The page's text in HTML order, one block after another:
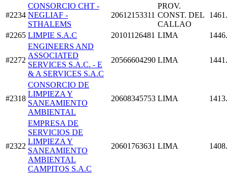
#2234
CONSORCIO CHT -
NEGLIAF -
STHALEMS
20612153311
PROV.
CONST. DEL
CALLAO
#2265 LIMPIE S.A.C 20101126481 LIMA
#2272
ENGINEERS AND
ASSOCIATED
SERVICES S.A.C. - E
& A SERVICES S.A.C
20566604290 LIMA
#2318
CONSORCIO DE
LIMPIEZA Y
SANEAMIENTO
AMBIENTAL
20608345753 LIMA
#2322
EMPRESA DE
SERVICIOS DE
LIMPIEZA Y
SANEAMIENTO
AMBIENTAL
CAMPITOS S.A.C
20601763631 LIMA